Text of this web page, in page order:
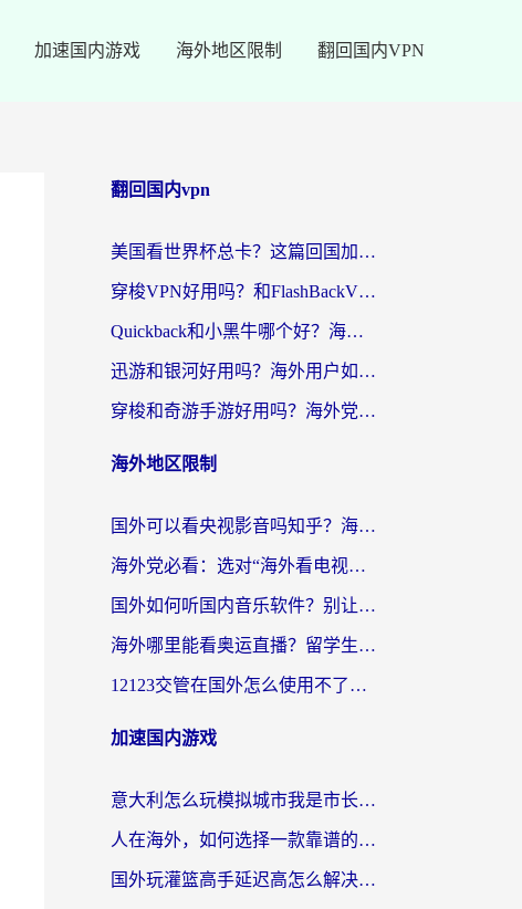
加速国内游戏 海外地区限制 翻回国内VPN
翻回国内vpn
美国看世界杯总卡？这篇回国加速器指南帮你无缝刷国内资源（附苹果手机VPN设置步骤）
穿梭VPN好用吗？和FlashBackVPN对比哪个回国效果更好？
Quickback和小黑牛哪个好？海外党亲测指南，选对回国加速器秒回国内
迅游和银河好用吗？海外用户如何选择回国加速器实现无缝访问国内资源
穿梭和奇游手游好用吗？海外党亲测3款回国加速器，附蜜蜂加速器七天试用攻略
海外地区限制
国外可以看央视影音吗知乎？海外党亲测有效的回国加速方案
海外党必看：选对“海外看电视剧软件”，再也不用愁国内剧刷不了
国外如何听国内音乐软件？别让地域限制，断了你的中文歌单
海外哪里能看奥运直播？留学生&海外华人必看的体育赛事观赛终极指南
12123交管在国外怎么使用不了？海外华人必看的无缝访问国内资源指南
加速国内游戏
意大利怎么玩模拟城市我是市长？海外党国服游戏加速终极攻略（附三国3量子特攻解决办法）
人在海外，如何选择一款靠谱的玩剑灵2加速器？
国外玩灌篮高手延迟高怎么解决？海外玩家国服游戏加速终极指南